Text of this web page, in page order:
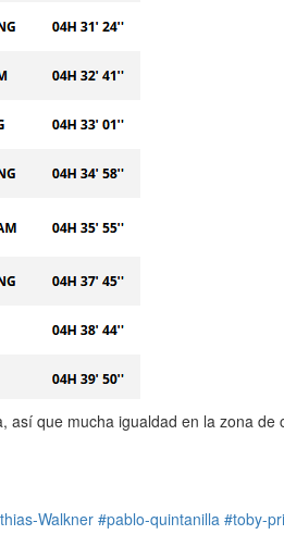
así que mucha igualdad en la zona de
Walkner#pablo-quintanilla #toby-